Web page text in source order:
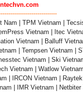
| TPM Vietnam |
Vietnam | Itec
Vietnam | Balluff
| Tempsen Vietnam |
Vietnam | Ski
Vietnam | Watlow
| IRCON Vietnam |
| IMR Vietnam |